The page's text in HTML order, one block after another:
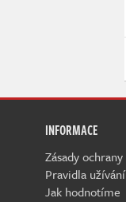
INFORMACE
Zásady ochrany
Pravidla užívání
Jak hodnotíme